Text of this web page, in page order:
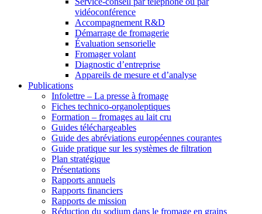
vidéoconférence
Accompagnement R&D
Démarrage de fromagerie
Évaluation sensorielle
Fromager volant
Diagnostic d’entreprise
Appareils de mesure et d’analyse
Publications
Infolettre – La presse à fromage
Fiches technico-organoleptiques
Formation – fromages au lait cru
Guides téléchargeables
Guide des abréviations européennes courantes
Guide pratique sur les systèmes de filtration
Plan stratégique
Présentations
Rapports annuels
Rapports financiers
Rapports de mission
Réduction du sodium dans le fromage en grains